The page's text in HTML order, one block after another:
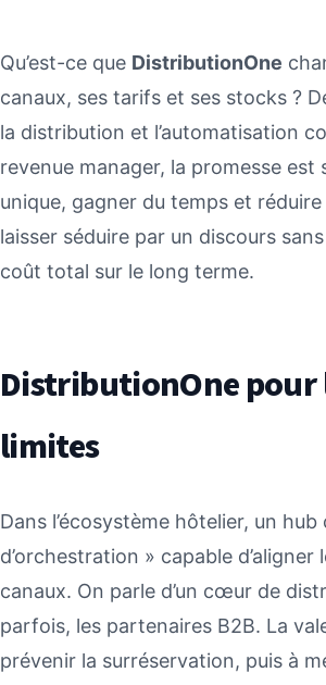
Qu’est-ce que DistributionOne
canaux, ses tarifs et ses stocks ?
la distribution et l’automatisation
revenue manager, la promesse
unique, gagner du temps et réduire
laisser séduire par un discours
coût total sur le long terme.
DistributionOne pour
limites
Dans l’écosystème hôtelier, un
d’orchestration » capable
canaux. On parle d’un cœur de
parfois, les partenaires B2B. La
prévenir la surréservation, puis à